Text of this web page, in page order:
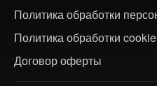
Политика обработки
Политика обработки cookie
Договор оферты